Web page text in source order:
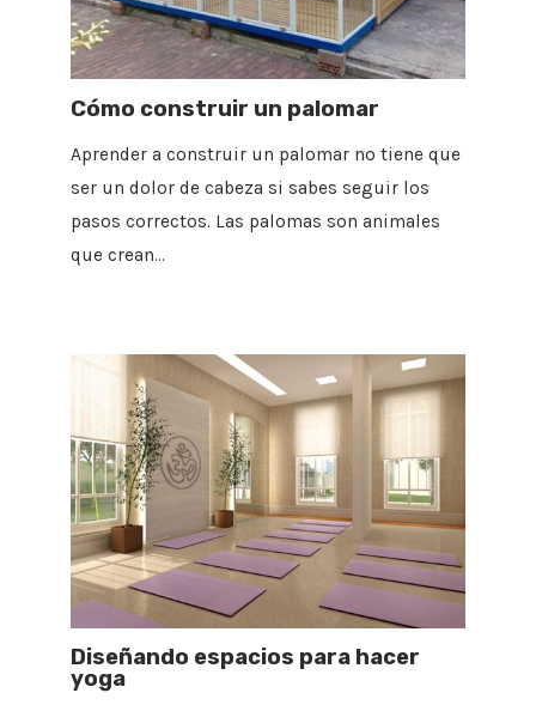
Cómo construir un palomar
Aprender a construir un palomar no tiene que
ser un dolor de cabeza si sabes seguir los
pasos correctos. Las palomas son animales
que crean…
Diseñando espacios para hacer
yoga